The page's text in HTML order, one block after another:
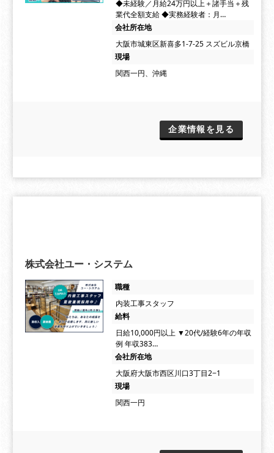
◆未経験／月給24万円以上＋諸手当＋残
業代全額支給 ◆実務経験者：月…
会社所在地
大阪市城東区新喜多1-7-25 スズビル京橋
現場
関西一円、沖縄
企業情報を見る
株式会社ユー・システム
職種
内装工事スタッフ
給料
日給10,000円以上 ▼20代/経験6年の年収
例 年収383…
会社所在地
大阪府大阪市西区川口3丁目2−1
現場
関西一円